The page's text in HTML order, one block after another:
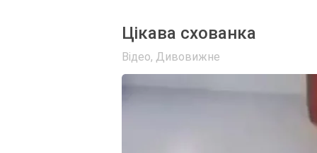
Цікава схованка
Відео, Дивовижне